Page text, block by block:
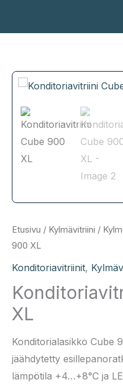
Etusivu / Kylmävitriini /
900 XL
Konditoriavitriinit,
XL
Konditorialasikko Cube
jäähdytetty
lämpötila +4…+8°C ja